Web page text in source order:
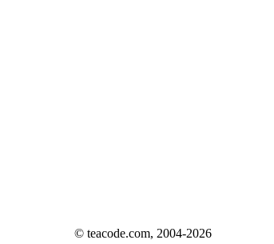
© teacode.com, 2004-2026